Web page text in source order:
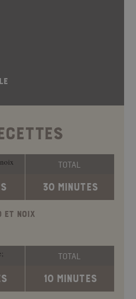
TOTAL
30 MINUTES
ET NOIX
TOTAL
10 MINUTES